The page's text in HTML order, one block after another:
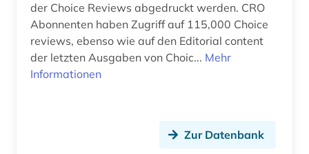
baukonstruktion (2)
baukunst (1)
bauphysik (1)
der Choice Reviews abgedruckt werden. CRO
Abonnenten haben Zugriff auf 115,000 Choice
reviews, ebenso wie auf den Editorial content
der letzten Ausgaben von Choic... Mehr
Informationen
Zur Datenbank